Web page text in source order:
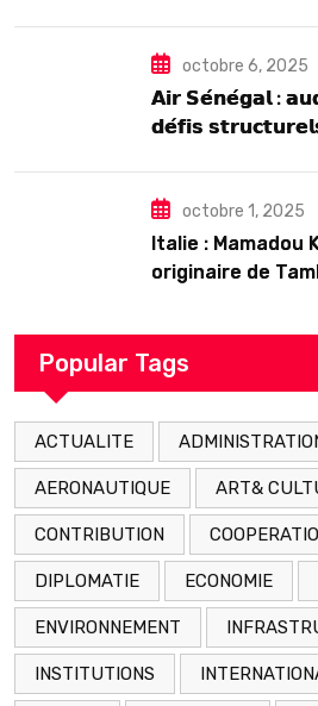
octobre 6, 2025
𝗔𝗶𝗿 𝗦𝗲́𝗻𝗲́𝗴𝗮𝗹 :
𝗱𝗲́𝗳𝗶𝘀
octobre 1, 2025
Italie : Mamadou
originaire de
arrestation
Popular Tags
ACTUALITE
AERONAUTIQUE ART&
CONTRIBUTION
DIPLOMATIE ECONOMIE
ENVIRONNEMENT
INSTITUTIONS